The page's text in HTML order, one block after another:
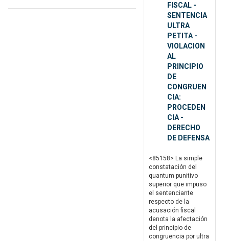
FISCAL -
SENTENCIA
ULTRA
PETITA -
VIOLACION
AL
PRINCIPIO
DE
CONGRUEN
CIA:
PROCEDEN
CIA -
DERECHO
DE DEFENSA
<85158> La simple
constatación del
quantum punitivo
superior que impuso
el sentenciante
respecto de la
acusación fiscal
denota la afectación
del principio de
congruencia por ultra